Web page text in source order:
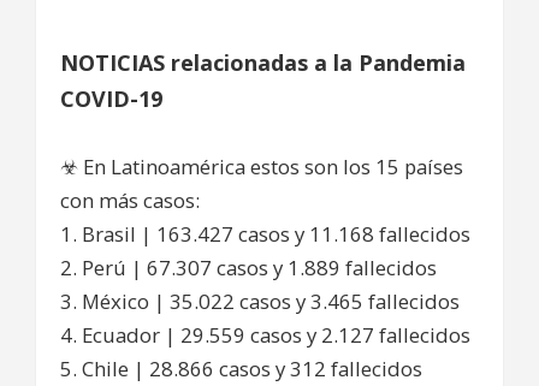
NOTICIAS relacionadas a la Pandemia
COVID-19
☣ En Latinoamérica estos son los 15 países
con más casos:
1. Brasil | 163.427 casos y 11.168 fallecidos
2. Perú | 67.307 casos y 1.889 fallecidos
3. México | 35.022 casos y 3.465 fallecidos
4. Ecuador | 29.559 casos y 2.127 fallecidos
5. Chile | 28.866 casos y 312 fallecidos